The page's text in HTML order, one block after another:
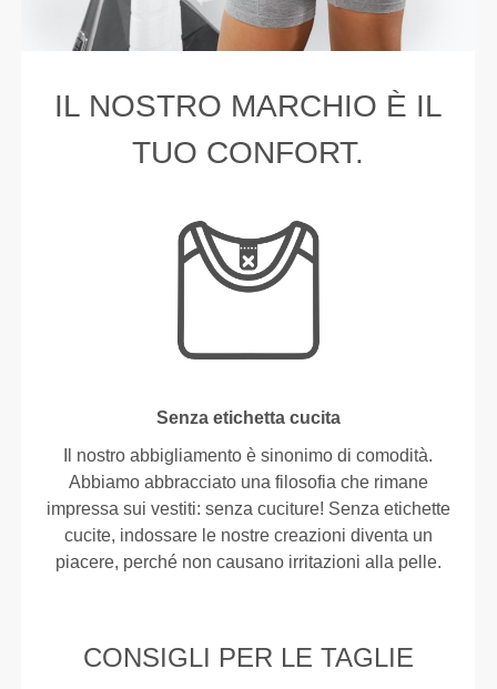
IL NOSTRO MARCHIO È IL
TUO CONFORT.
Senza etichetta cucita
Il nostro abbigliamento è sinonimo di comodità.
Abbiamo abbracciato una filosofia che rimane
impressa sui vestiti: senza cuciture! Senza etichette
cucite, indossare le nostre creazioni diventa un
piacere, perché non causano irritazioni alla pelle.
CONSIGLI PER LE TAGLIE